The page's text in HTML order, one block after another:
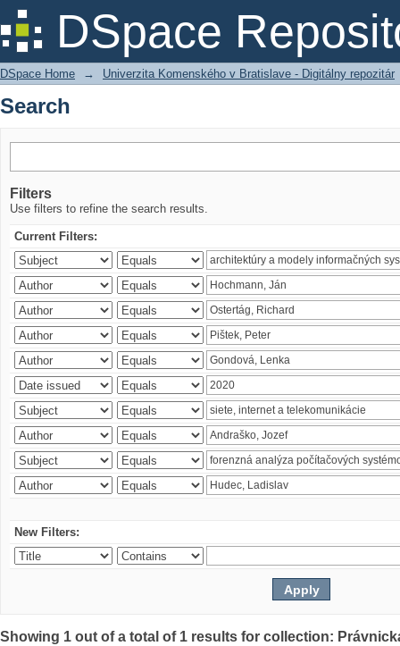
DSpace
Search
DSpace Home → Univerzita Komenského v Bratislave - Digitálny repozitár
Search
Filters
Use filters to refine the search results.
Current Filters:
New Filters:
Showing 1 out of a total of 1 results for collection: